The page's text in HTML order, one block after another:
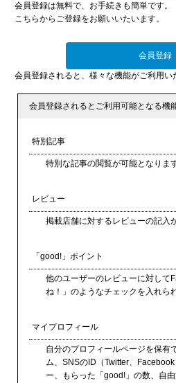
会員登録は無料で、お手続きも簡単です。
こちらからご登録をお願いいたいます。
会員登録
会員登録されると、様々な機能がご利用い
会員登録されるとご利用可能となる機
特別記事
特別な記事の閲覧が可能となります
レビュー
掲載店舗に対するレビューの記入
「good!」ポイント
他のユーザーのレビューに対して
ね！」のようなチェックを入れら
マイプロフィール
自分のプロフィールページを保有
ム、SNSのID（Twitter、
ー、もらった「good!」の数、自